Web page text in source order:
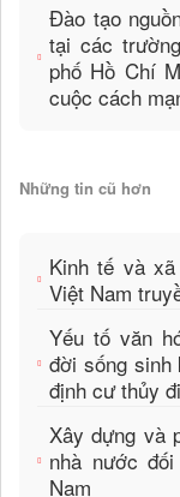
Đào tạo
tại các
phố Hồ Chí
cuộc cách
Những tin cũ hơn
Kinh tế và
Việt Nam
Yếu tố văn
đời sống sinh
định cư thủy
Xây dựng và
nhà nước
Nam